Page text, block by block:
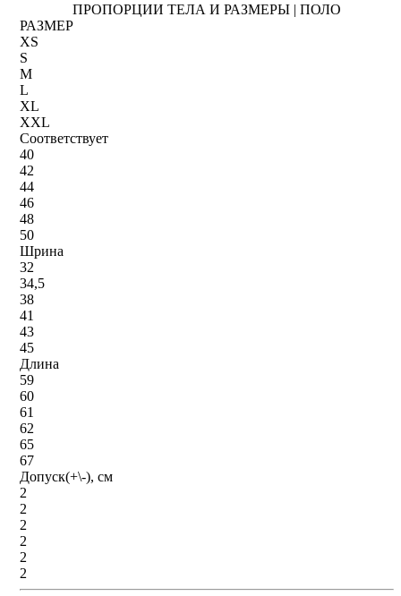
ПРОПОРЦИИ ТЕЛА И РАЗМЕРЫ | ПОЛО
РАЗМЕР
XS
S
M
L
XL
XXL
Соответствует
40
42
44
46
48
50
Шрина
32
34,5
38
41
43
45
Длина
59
60
61
62
65
67
Допуск(+\-), см
2
2
2
2
2
2